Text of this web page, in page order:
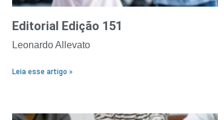
Editorial Edição 151
Leonardo Allevato
Leia esse artigo »